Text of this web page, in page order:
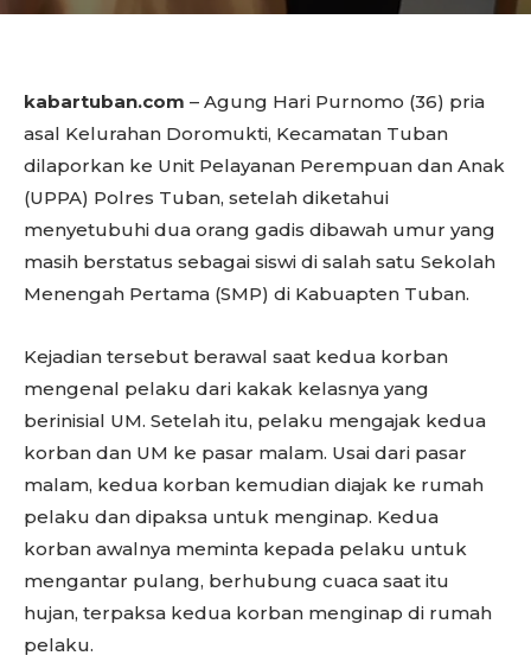
kabartuban.com – Agung Hari Purnomo (36) pria
asal Kelurahan Doromukti, Kecamatan Tuban
dilaporkan ke Unit Pelayanan Perempuan dan Anak
(UPPA) Polres Tuban, setelah diketahui
menyetubuhi dua orang gadis dibawah umur yang
masih berstatus sebagai siswi di salah satu Sekolah
Menengah Pertama (SMP) di Kabuapten Tuban.
Kejadian tersebut berawal saat kedua korban
mengenal pelaku dari kakak kelasnya yang
berinisial UM. Setelah itu, pelaku mengajak kedua
korban dan UM ke pasar malam. Usai dari pasar
malam, kedua korban kemudian diajak ke rumah
pelaku dan dipaksa untuk menginap. Kedua
korban awalnya meminta kepada pelaku untuk
mengantar pulang, berhubung cuaca saat itu
hujan, terpaksa kedua korban menginap di rumah
pelaku.